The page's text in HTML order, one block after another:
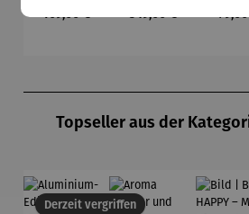
109,00 €
mit Solar
349,00 €
Topseller aus der
Derzeit vergriffen